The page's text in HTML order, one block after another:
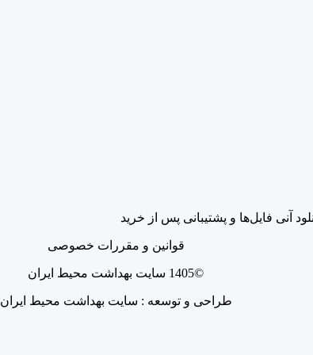
آنی فایل‌ها و پشتیبانی پس از خرید
قوانین و مقررات خصوصی
©1405 سایت بهداشت محیط ایران
طراحی و توسعه : سایت بهداشت محیط ایران